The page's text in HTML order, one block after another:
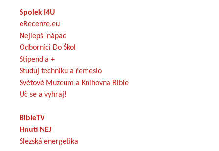
Spolek I4U
eRecenze.eu
Nejlepší nápad
Odborníci Do Škol
Stipendia +
Studuj techniku a řemeslo
Světové Muzeum a Knihovna Bible
Uč se a vyhraj!
BibleTV
Hnutí NEJ
Slezská energetika